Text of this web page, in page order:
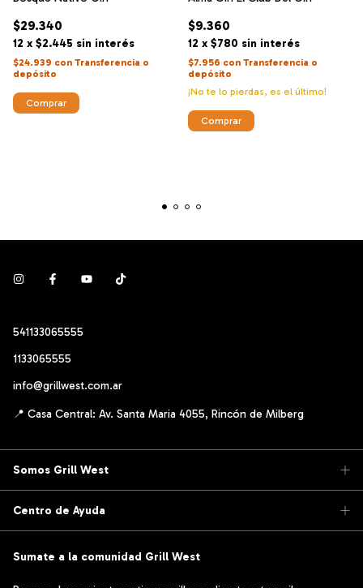
$29.340
12 x $2.445 sin interés
$24.939 con Transferencia o
depósito
$9.360
12 x $780 sin interés
$7.956 con Transferencia o
depósito
¡No te lo pierdas, es el último!
541133065555
1133065555
info@grillwest.com.ar
Somos Grill West
Centro de Ayuda
Sumate a la comunidad Grill West